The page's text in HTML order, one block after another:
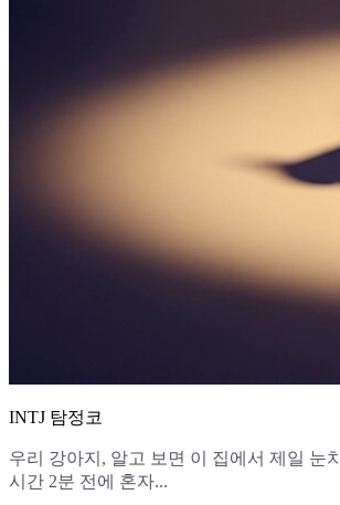
INTJ 탐정코
우리 강아지, 알고 보면 이 집에서 제일 눈
시간 2분 전에 혼자...